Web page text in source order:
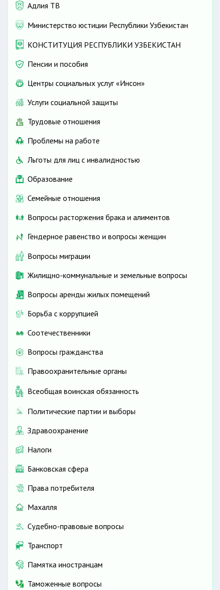
Адлия ТВ
Министерство юстиции Республики Узбекистан
КОНСТИТУЦИЯ РЕСПУБЛИКИ УЗБЕКИСТАН
Пенсии и пособия
Центры социальных услуг «Инсон»
Услуги социальной защиты
Трудовые отношения
Проблемы на работе
Льготы для лиц с инвалидностью
Образование
Семейные отношения
Вопросы расторжения брака и алиментов
Гендерное равенство и вопросы женщин
Вопросы миграции
Жилищно-коммунальные и земельные вопросы
Вопросы аренды жилых помещений
Борьба с коррупцией
Соотечественники
Вопросы гражданства
Правоохранительные органы
Всеобщая воинская обязанность
Политические партии и выборы
Здравоохранение
Налоги
Банковская сфера
Права потребителя
Махалля
Судебно-правовые вопросы
Транспорт
Памятка иностранцам
Таможенные вопросы